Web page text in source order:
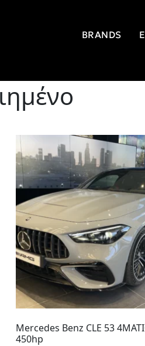
BRANDS
Mercedes Benz CLE 53
450hp